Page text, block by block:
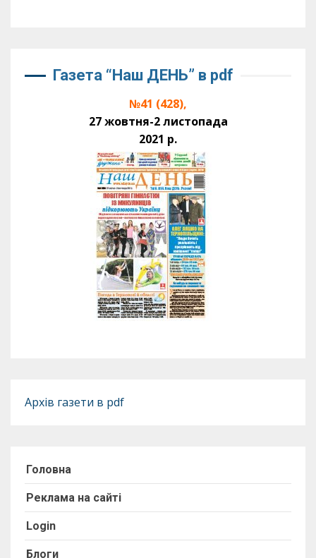
Газета “Наш ДЕНЬ” в pdf
№41 (428),
27 жовтня-2 листопада
2021 р.
Архів газети в pdf
Головна
Реклама на сайті
Login
Блоги